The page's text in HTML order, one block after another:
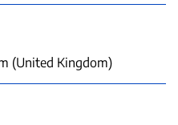
(United Kingdom)